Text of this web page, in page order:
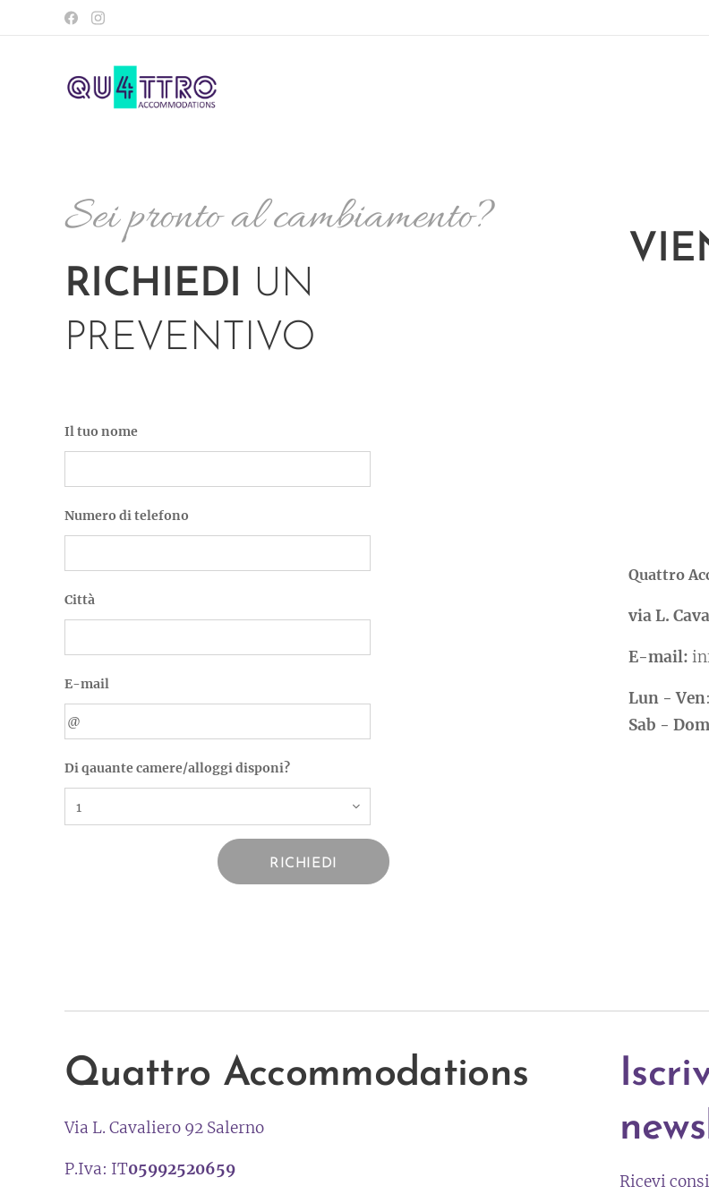
Sei pronto al cambiamento?
RICHIEDI UN
PREVENTIVO
Il tuo nome
Numero di telefono
Città
E-mail
Di qauante camere/alloggi disponi?
RICHIEDI
Quattro
via L.
E-mail:
Lun - Ven
Sab - Dom
Quattro Accommodations
Via L. Cavaliero 92 Salerno
P.Iva: IT05992520659
Ricevi